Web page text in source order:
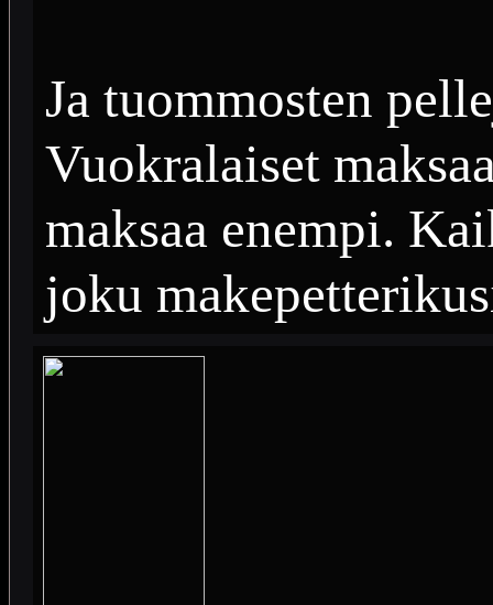
Ja tuommosten
Vuokralaiset
maksaa enempi.
joku